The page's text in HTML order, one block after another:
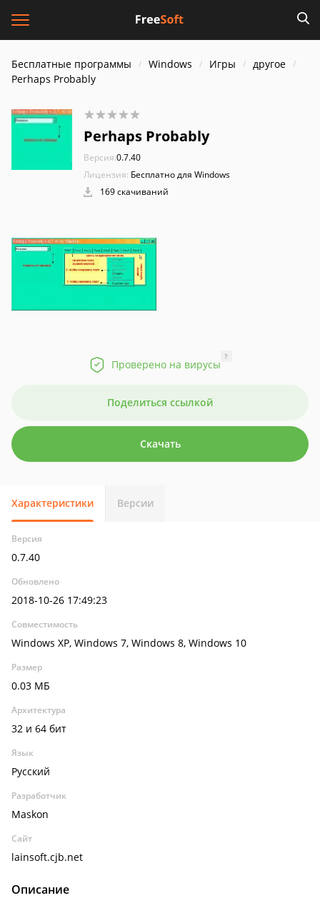
Бесплатные программы Windows Игры
другое
Perhaps Probably
Perhaps Probably
Версия:0.7.40
Лицензия: Бесплатно для Windows
169 скачиваний
Проверено на вирусы
?
Поделиться ссылкой
Скачать
Характеристики Версии
Версия
0.7.40
Обновлено
2018-10-26 17:49:23
Совместимость
Windows XP, Windows 7, Windows 8, Windows 10
Размер
0.03 МБ
Архитектура
32 и 64 бит
Язык
Русский
Разработчик
Maskon
Сайт
lainsoft.cjb.net
Описание